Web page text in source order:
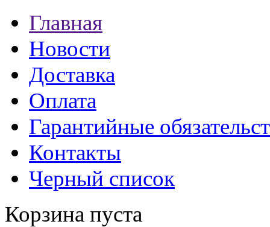
Главная
Новости
Доставка
Оплата
Гарантийные
Контакты
Черный список
Корзина пуста